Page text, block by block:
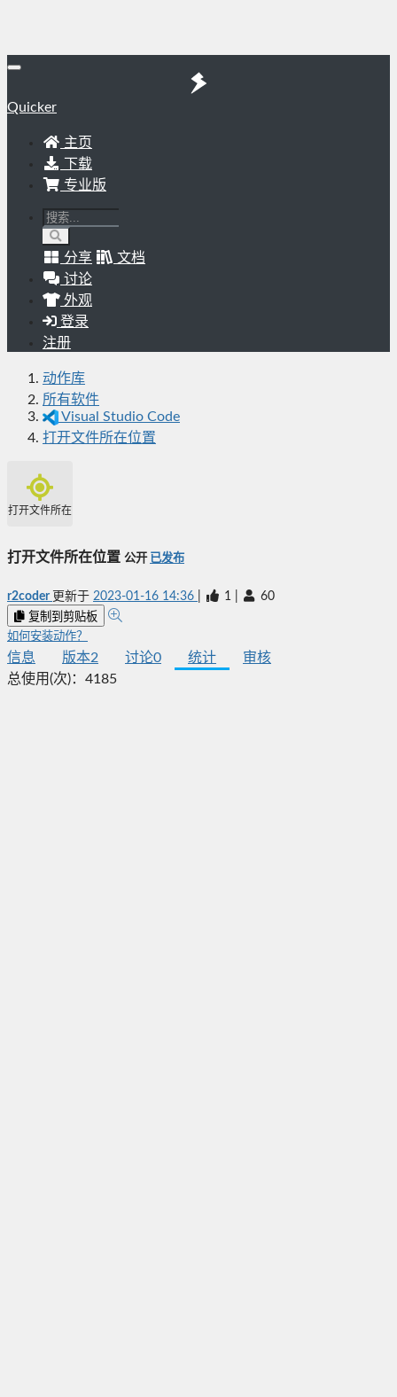
Quicker
主页
下载
专业版
分享
文档
讨论
外观
登录
注册
动作库
所有软件
Visual Studio Code
打开文件所在位置
打开文件所在位置
打开文件所在位置 公开 已发布
r2coder 更新于 2023-01-16 14:36 1 60
复制到剪贴板
如何安装动作？
信息 版本2 讨论0 统计
审核
总使用(次)： 4185